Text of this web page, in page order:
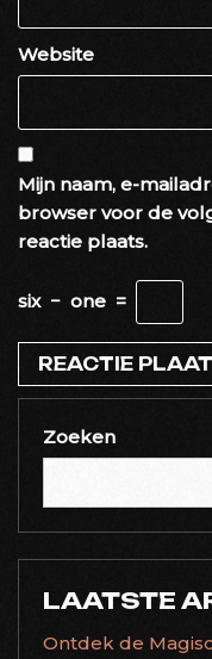
Website
Mijn naam, e-
browser voor de
reactie plaats.
six − one =
Zoeken
LAATSTE
Ontdek de